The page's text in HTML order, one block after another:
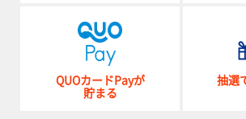
QUOカードPayが
貯まる
抽選